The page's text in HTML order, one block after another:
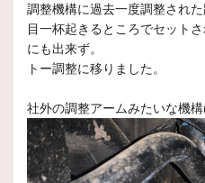
調整機構に過去一度調整された
目一杯起きるところでセット
にも出来ず。
トー調整に移りました。
社外の調整アームみたいな機